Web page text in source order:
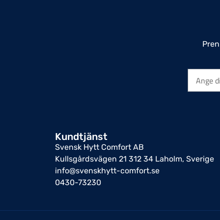
Kundtjänst
Svensk Hytt Comfort AB
Kullsgårdsvägen 21 312 34 Laholm, Sverige
info@svenskhytt-comfort.se
0430-73230